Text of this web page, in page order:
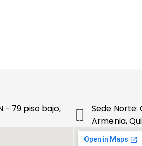
- 79 piso bajo,
Sede Norte:
Armenia,